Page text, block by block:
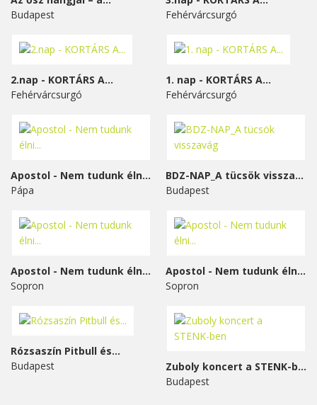
Budapest
Fehérvárcsurgó
2.nap - KORTÁRS A...
Fehérvárcsurgó
1. nap - KORTÁRS A...
Fehérvárcsurgó
Apostol - Nem tudunk élni...
Pápa
BDZ-NAP_A tücsök visszavág
Budapest
Apostol - Nem tudunk élni...
Sopron
Apostol - Nem tudunk élni...
Sopron
Rózsaszín Pitbull és...
Budapest
Zuboly koncert a STENK-ben
Budapest